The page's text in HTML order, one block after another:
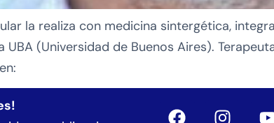
la realiza con medicina sintergética,
(Universidad de Buenos Aires).